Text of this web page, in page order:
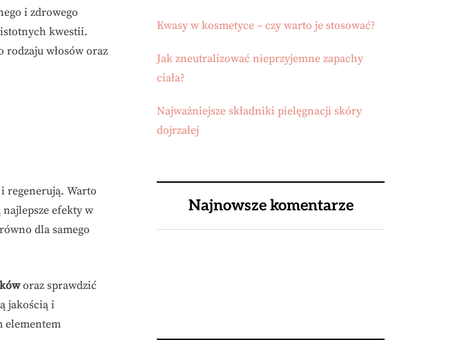
i zdrowego
kwestii.
włosów oraz
regenerują. Warto
efekty w
dla samego
oraz sprawdzić
jakością i
elementem
Kwasy w kosmetyce – czy warto je stosować?
Jak zneutralizować nieprzyjemne zapachy
ciała?
Najważniejsze składniki pielęgnacji skóry
dojrzałej
Najnowsze komentarze